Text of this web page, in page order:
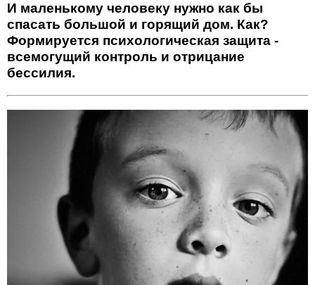
И маленькому человеку нужно как бы
спасать большой и горящий дом. Как?
Формируется психологическая защита -
всемогущий контроль и отрицание
бессилия.